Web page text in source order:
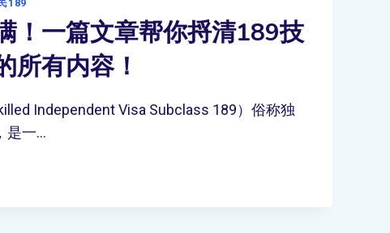
189
！一篇文章帮你捋清189技
所有内容！
Independent Visa Subclass 189）俗称独
是一…